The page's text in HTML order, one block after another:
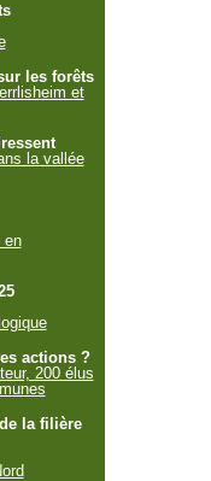
les forêts
et
la vallée
en
actions ?
200 élus
la filière